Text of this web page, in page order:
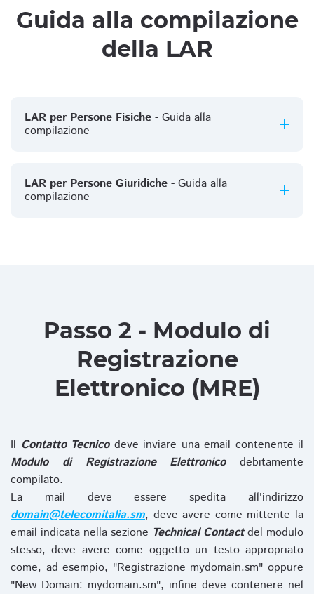
Guida alla compilazione
della LAR
LAR per Persone Fisiche - Guida alla
compilazione
LAR per Persone Giuridiche - Guida alla
compilazione
Passo 2 - Modulo di
Registrazione
Elettronico (MRE)
Il Contatto Tecnicodeve inviare una email contenente il
Modulo di Registrazione Elettronicodebitamente
compilato.
La mail deve essere spedita all'indirizzo
domain@telecomitalia.sm, deve avere come mittente la
email indicata nella sezione Technical Contactdel modulo
stesso, deve avere come oggetto un testo appropriato
come, ad esempio, "Registrazione mydomain.sm" oppure
"New Domain: mydomain.sm", infine deve contenere nel